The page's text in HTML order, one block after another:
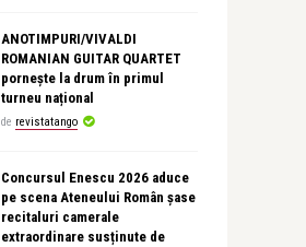
ANOTIMPURI/VIVALDI
ROMANIAN GUITAR QUARTET
pornește la drum în primul
turneu național
de revistatango
Concursul Enescu 2026 aduce
pe scena Ateneului Român șase
recitaluri camerale
extraordinare susținute de